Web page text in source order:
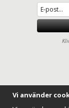
Däck och fälgar
Vi använder